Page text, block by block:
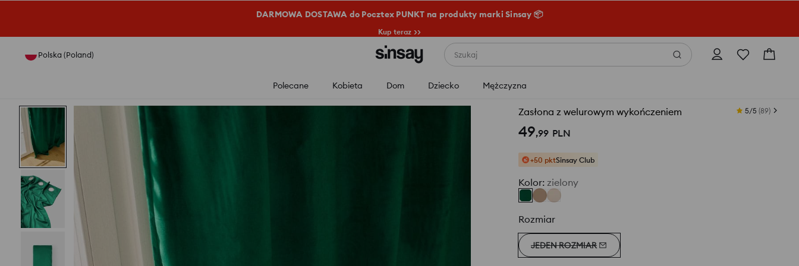
DARMOWA DOSTAWA do Pocztex PUNKT na produkty marki Sinsay 📦
Kup teraz >>
Polska (Poland) Szukaj
Polecane Kobieta Dom Dziecko Mężczyzna
Zasłona z welurowym wykończeniem 5/5 (89)
49,99 PLN
+50 pktSinsay Club
Kolor: zielony
Rozmiar
JEDEN ROZMIAR